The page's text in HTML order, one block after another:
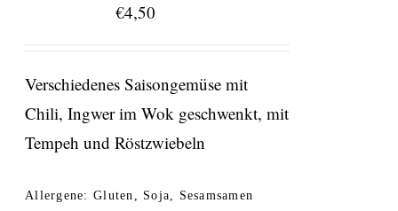
€4,50
Verschiedenes Saisongemüse mit
Chili, Ingwer im Wok geschwenkt, mit
Tempeh und Röstzwiebeln
Allergene: Gluten, Soja, Sesamsamen